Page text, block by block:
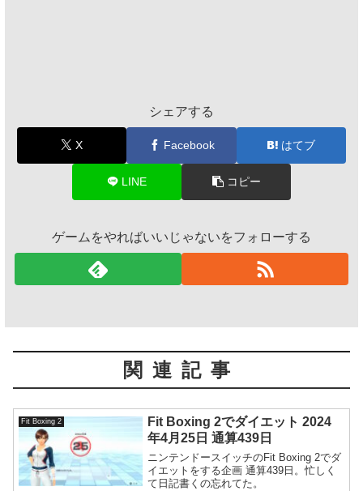
シェアする
X Facebook はてブ
LINE コピー
ゲームをやればいいじゃないをフォローする
関連記事
Fit Boxing 2
Fit Boxing 2でダイエット 2024
年4月25日 通算439日
ニンテンドースイッチのFit Boxing 2でダ
イエットをする企画 通算439日。忙しく
て日記書くの忘れてた。